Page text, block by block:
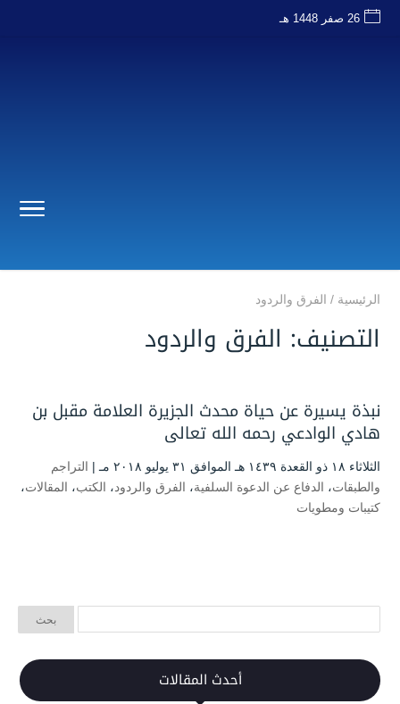
26 صفر 1448 هـ
الرئيسية / الفرق والردود
التصنيف: الفرق والردود
نبذة يسيرة عن حياة محدث الجزيرة العلامة مقبل بن
هادي الوادعي رحمه الله تعالى
الثلاثاء ۱۸ ذو القعدة ۱٤۳۹ هـ الموافق ۳۱ يوليو ۲۰۱۸ مـ |
التراجم
والطبقات، الدفاع عن الدعوة السلفية، الفرق والردود، الكتب، المقالات،
كتيبات ومطويات
أحدث المقالات